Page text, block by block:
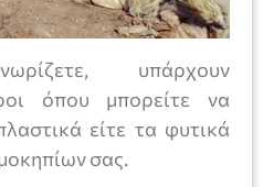
υπάρχουν
όπου μπορείτε να
είτε τα φυτικά
σας.